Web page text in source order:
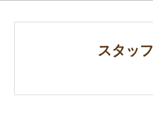
スタッ